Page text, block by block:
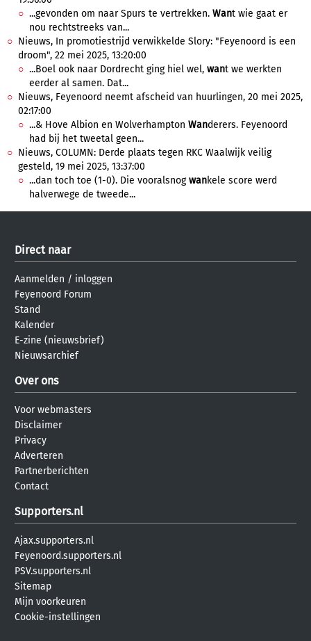
...gevonden om naar Spurs te vertrekken. Want wie gaat er
nou rechtstreeks van...
Nieuws, In promotiestrijd verwikkelde Slory: "Feyenoord is een
droom", 22 mei 2025, 13:20:00
...Boel ook naar Dordrecht ging hiel wel, want we werkten
eerder al samen. Dat...
Nieuws, Feyenoord neemt afscheid van huurlingen, 20 mei 2025,
02:17:00
...& Hove Albion en Wolverhampton Wanderers. Feyenoord
had bij het tweetal geen...
Nieuws, COLUMN: Derde plaats tegen RKC Waalwijk veilig
gesteld, 19 mei 2025, 13:37:00
...dan toch toe (1-0). Die vooralsnogwankele score werd
halverwege de tweede...
Direct naar
Aanmelden / inloggen
Feyenoord Forum
Stand
Kalender
E-zine (nieuwsbrief)
Nieuwsarchief
Over ons
Voor webmasters
Disclaimer
Privacy
Adverteren
Partnerberichten
Contact
Supporters.nl
Ajax.supporters.nl
Feyenoord.supporters.nl
PSV.supporters.nl
Sitemap
Mijn voorkeuren
Cookie-instellingen